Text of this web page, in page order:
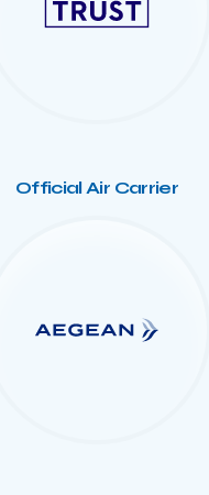
Official Air Carrier